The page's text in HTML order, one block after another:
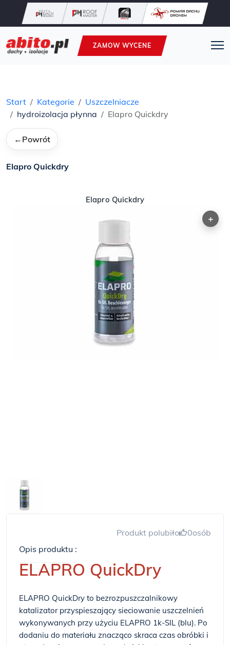
ZAMOW WYCENE
Start Kategorie
Uszczelniacze
hydroizolacja płynna
Elapro Quickdry
← Powrót
Elapro Quickdry
Elapro Quickdry
+
Produkt polubiło 0osób
Opis produktu :
ELAPRO QuickDry
ELAPRO QuickDry to bezrozpuszczalnikowy
katalizator przyspieszający sieciowanie uszczelnień
wykonywanych przy użyciu ELAPRO 1k-SIL (blu). Po
dodaniu do materiału znacząco skraca czas obróbki i